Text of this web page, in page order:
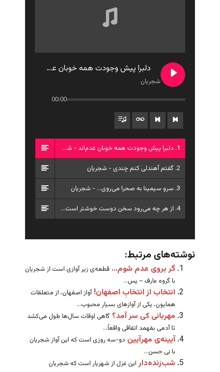
دلبرا پیش وجودت همه خوبان عدم‌اند
شجریان
00:00
1. دلبرا پیش وجودت همه خوبان عدم‌اند - شجریان
2. گفتم آهندلی کنم چندی - شجریان
3. سرو سیمینا به صحرا می‌روی... - شجریان
4. از هر چه می‌رود سخن دوست خوشتر است - شجریان
نوشته‌های مرتبط:
گر بروی عدم شوم… قطعه‌ی زیر آوازی است از شجریان
با گروه عارف – پس...
انتخاب از انتخابِ اصفهان! آواز اصفهان، از متعلقات
همایون، یکی از آوازهای بسیار محبوب...
مهربانی کی سر آمد؟ گاهی اوقات سال‌ها طول می‌کشد
تا آدمی بفهمد اتفاقی واقعاً...
آیینه‌ی مهر‌آیین دو-سه‌ روزی است که این آواز شجریان
با نی حسن...
شب‌زنده‌دار این غزل از شهریار است که شجریان